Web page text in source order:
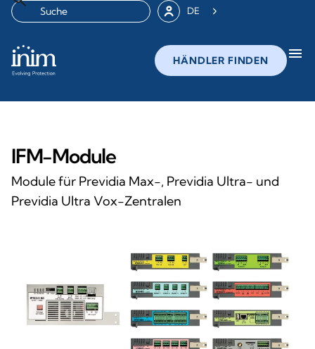
DE
HÄNDLER FINDEN menu
IFM-Module
Module für Previdia Max-, Previdia Ultra- und
Previdia Ultra Vox-Zentralen